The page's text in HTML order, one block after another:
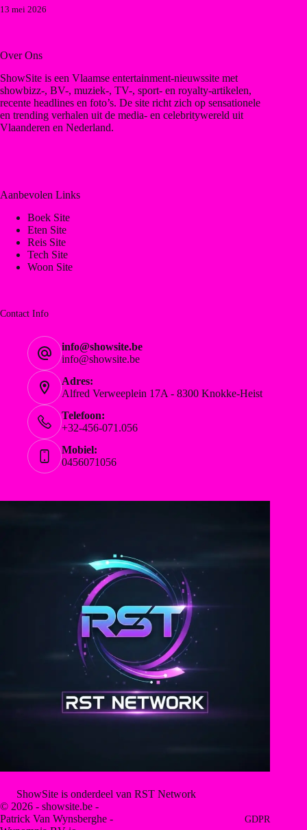
13 mei 2026
Over Ons
ShowSite is een Vlaamse entertainment-nieuwssite met
showbizz-, BV-, muziek-, TV-, sport- en royalty-artikelen,
recente headlines en foto’s. De site richt zich op sensationele
en trending verhalen uit de media- en celebritywereld uit
Vlaanderen en Nederland.
Aanbevolen Links
Boek Site
Eten Site
Reis Site
Tech Site
Woon Site
Contact Info
info@showsite.be
info@showsite.be
Adres:
Alfred Verweeplein 17A - 8300 Knokke-Heist
Telefoon:
+32-456-071.056
Mobiel:
0456071056
ShowSite is onderdeel van RST Network
© 2026 - showsite.be -
Patrick Van Wynsberghe -
GDPR